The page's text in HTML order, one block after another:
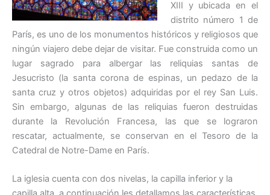
XIII y ubicada en el
distrito número 1 de
París, es uno de los monumentos históricos y religiosos que
ningún viajero debe dejar de visitar. Fue construida como un
lugar sagrado para albergar las reliquias santas de
Jesucristo (la santa corona de espinas, un pedazo de la
santa cruz y otros objetos) adquiridas por el rey San Luis.
Sin embargo, algunas de las reliquias fueron destruidas
durante la Revolución Francesa, las que se lograron
rescatar, actualmente, se conservan en el Tesoro de la
Catedral de Notre-Dame en París.
La iglesia cuenta con dos nivelas, la capilla inferior y la